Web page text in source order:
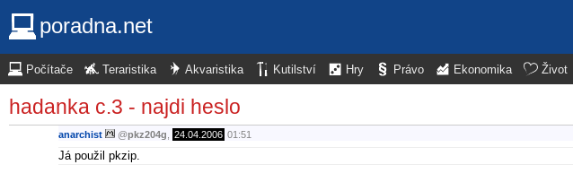
poradna.net
Počítače Teraristika Akvaristika Kutilství Hry Právo Ekonomika Život
hadanka c.3 - najdi heslo
anarchist @pkz204g 24.04.2006 01:51
Já použil pkzip.